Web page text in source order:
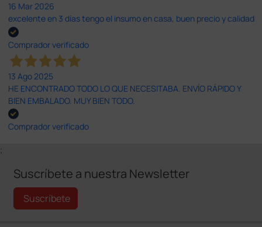
16 Mar 2026
excelente en 3 días tengo el insumo en casa, buen precio y calidad
Comprador verificado
13 Ago 2025
HE ENCONTRADO TODO LO QUE NECESITABA. ENVÍO RÁPIDO Y
BIEN EMBALADO. MUY BIEN TODO.
Comprador verificado
;
Suscríbete a nuestra Newsletter
Suscríbete